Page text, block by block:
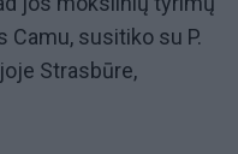
Camu, susitiko su P.
Strasbūre,